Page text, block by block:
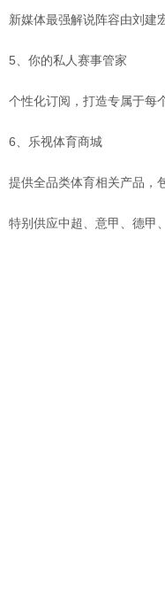
新媒体最强解说阵容由刘建
5、你的私人赛事管家
个性化订阅，打造专属于每
6、乐视体育商城
提供全品类体育相关产品，
特别供应中超、意甲、德甲